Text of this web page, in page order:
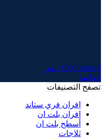
0
items
0.00 ر.س
القائمة
تصفح التصنيفات
افران فري ستاند
افران بلت ان
أسطح بلت ان
ثلاجات